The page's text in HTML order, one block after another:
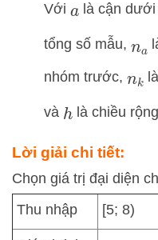
Với a là cận
tổng số mẫu, na
nhóm trước, nk
và h là chiều
Lời giải chi tiết:
Chọn giá trị đại diện
Thu nhập
[5; 8)